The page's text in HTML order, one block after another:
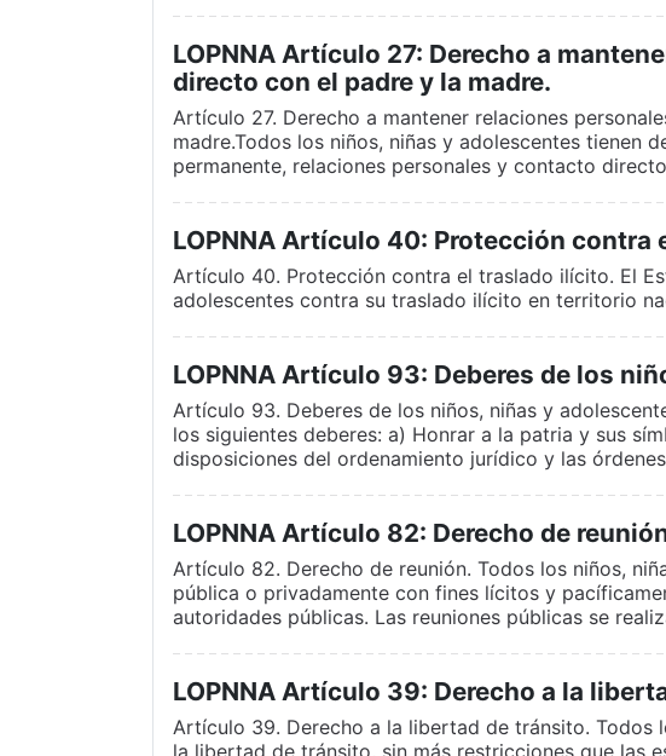
LOPNNA Artículo 27: Derecho a
directo con el padre y la madre.
Artículo 27. Derecho a mantener relaciones
madre.Todos los niños, niñas y adolescentes tienen
permanente, relaciones personales y contacto
LOPNNA Artículo 40: Protección
Artículo 40. Protección contra el traslado ilícito. El
adolescentes contra su traslado ilícito en territorio
LOPNNA Artículo 93: Deberes de los
Artículo 93. Deberes de los niños, niñas y
los siguientes deberes: a) Honrar a la patria y sus
disposiciones del ordenamiento jurídico y las
LOPNNA Artículo 82: Derecho de
Artículo 82. Derecho de reunión. Todos los niños,
pública o privadamente con fines lícitos y
autoridades públicas. Las reuniones públicas se
LOPNNA Artículo 39: Derecho a la
Artículo 39. Derecho a la libertad de tránsito. Todos
la libertad de tránsito, sin más restricciones que las